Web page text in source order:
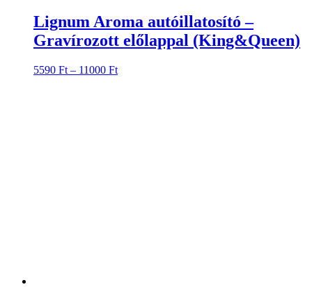
Lignum Aroma autóillatosító –
Gravírozott előlappal (King&Queen)
5590 Ft – 11000 FtÁrtartomány: